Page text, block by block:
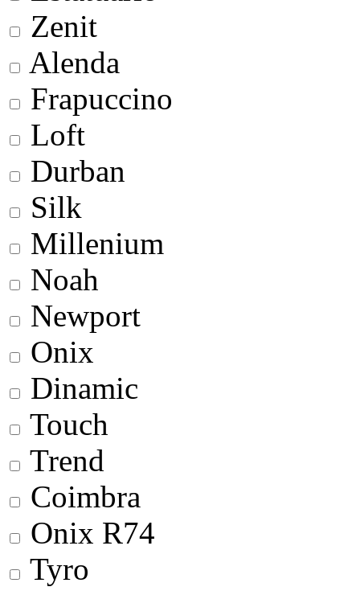
Zenit
Alenda
Frapuccino
Loft
Durban
Silk
Millenium
Noah
Newport
Onix
Dinamic
Touch
Trend
Coimbra
Onix R74
Tyro